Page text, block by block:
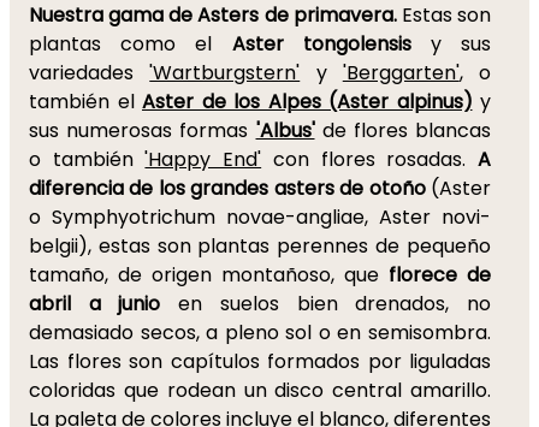
Nuestra gama de Asters de primavera.Estas son
plantas como el Aster tongolensisy sus
variedades'Wartburgstern' y 'Berggarten', o
también el Aster de los Alpes (Aster alpinus) y
sus numerosas formas 'Albus'de flores blancas
o también'Happy End' con flores rosadas.A
diferencia de los grandes asters de otoño(Aster
o Symphyotrichum novae-angliae, Aster novi-
belgii), estas son plantas perennes de pequeño
tamaño, de origen montañoso, que florece de
abril a junio en suelos bien drenados, no
demasiado secos, a pleno sol o en semisombra.
Las flores son capítulos formados por liguladas
coloridas que rodean un disco central amarillo.
La paleta de colores incluye el blanco, diferentes